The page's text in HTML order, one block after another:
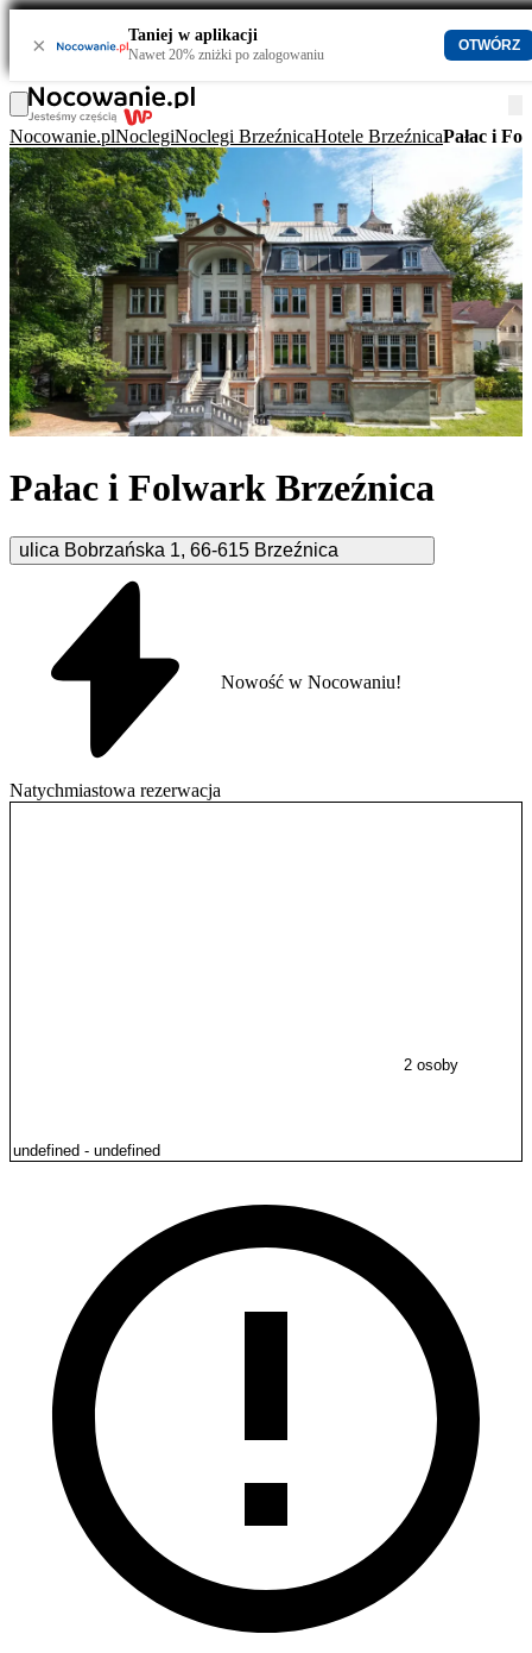
× Taniej w aplikacji
Nawet 20% zniżki po zalogowaniu
OTWÓRZ
Nocowanie.plNoclegiNoclegi BrzeźnicaHotele BrzeźnicaPałac i
Pałac i Folwark Brzeźnica
ulica Bobrzańska 1, 66-615 Brzeźnica
Natychmiastowa rezerwacja
Nowość w Nocowaniu!
2 osoby